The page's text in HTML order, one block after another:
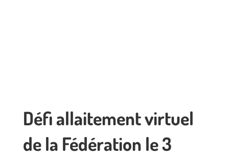
Défi allaitement virtuel
de la Fédération le 3